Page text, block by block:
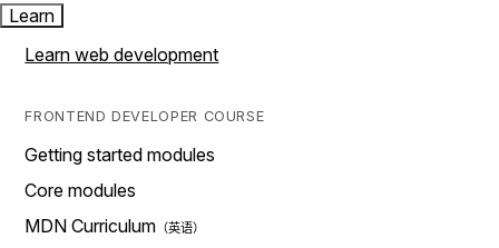
Learn
Learn web development
FRONTEND DEVELOPER COURSE
Getting started modules
Core modules
MDN Curriculum